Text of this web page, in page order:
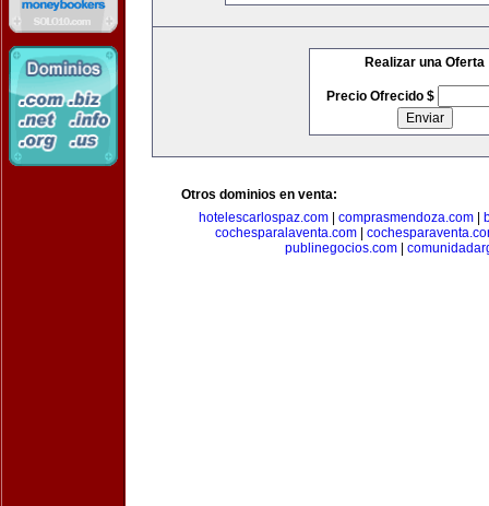
Realizar una Oferta
Precio Ofrecido $
Otros dominios en venta:
hotelescarlospaz.com| comprasmendoza.com|
cochesparalaventa.com
publinegocios.com|